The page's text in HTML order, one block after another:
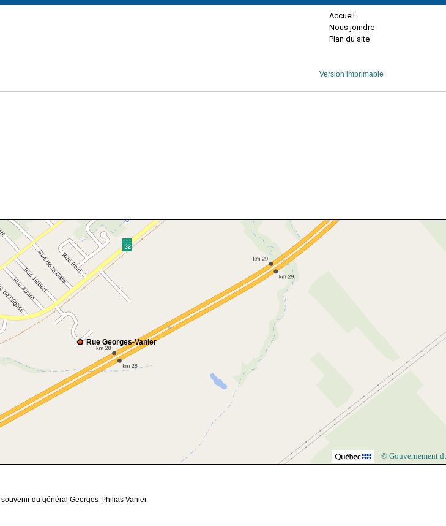
Accueil
Nous joindre
Plan du site
Version imprimable
Rue Georges-Vanier
© Gouvernement
du général Georges-Philias Vanier.